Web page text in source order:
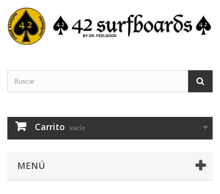
Carrito vacío
MENÚ